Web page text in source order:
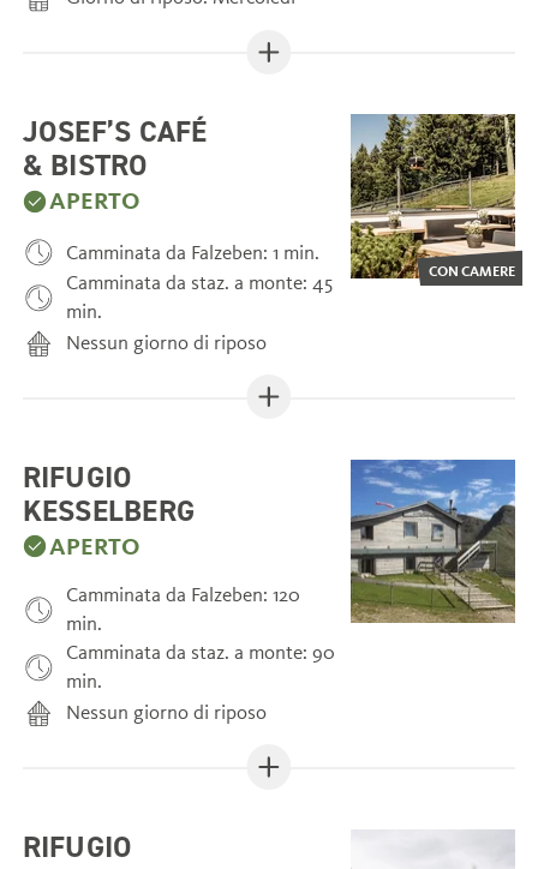
CON CAMERE
JOSEF’S CAFÉ
& BISTRO
APERTO
Camminata da Falzeben: 1 min.
Camminata da staz. a monte: 45
min.
Nessun giorno di riposo
RIFUGIO
KESSELBERG
APERTO
Camminata da Falzeben: 120
min.
Camminata da staz. a monte: 90
min.
Nessun giorno di riposo
RIFUGIO